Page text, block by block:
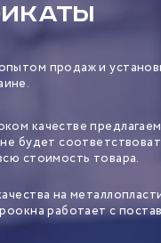
продаж и
качестве
будет
стоимость товара.
на
работает с